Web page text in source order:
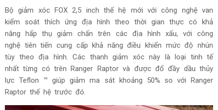
Bộ giảm xóc FOX 2,5 inch thế hệ mới với công nghệ van
kiểm soát thích ứng địa hình theo thời gian thực có khả
năng hấp thụ giảm chấn trên các địa hình xấu, với công
nghệ tiên tiến cung cấp khả năng điều khiển mức độ nhún
tùy theo địa hình. Các thanh giảm xóc này là loại tinh tế
nhất từng có trên Ranger Raptor và được đổ đầy dầu thủy
lực Teflon ™ giúp giảm ma sát khoảng 50% so với Ranger
Raptor thế hệ trước đó.